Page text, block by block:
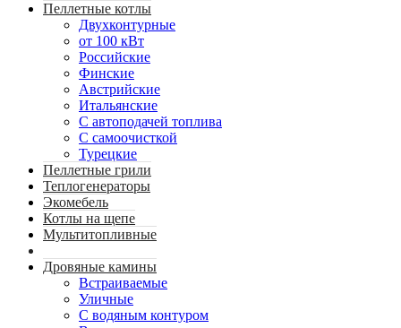
Пеллетные котлы
Двухконтурные
от 100 кВт
Российские
Финские
Австрийские
Итальянские
С автоподачей топлива
С самоочисткой
Турецкие
Пеллетные грили
Теплогенераторы
Экомебель
Котлы на щепе
Мультитопливные
Дровяные камины
Встраиваемые
Уличные
С водяным контуром